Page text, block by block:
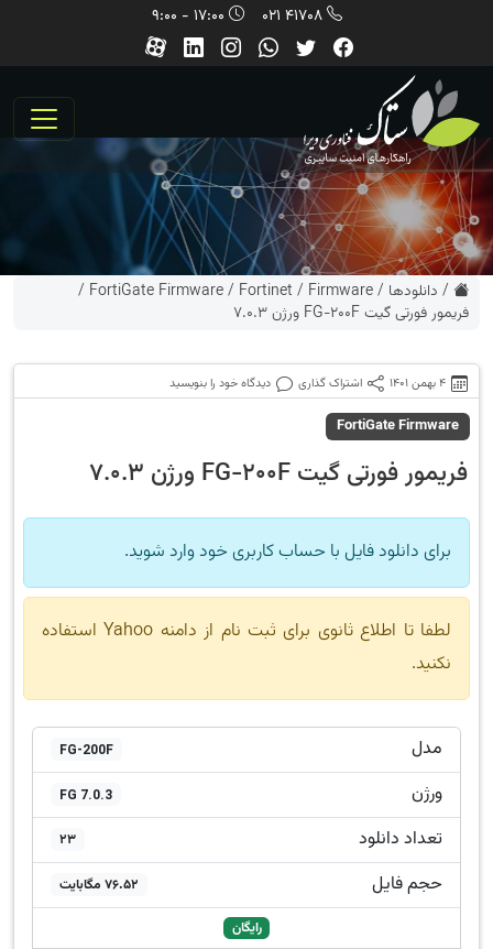
41708 021
/ دانلودها /
Firmware
/
Fortinet
/
FortiGate Firmware
/
فریمور فورتی گیت FG-200F ورژن 7.0.3
4 بهمن 1401 اشتراک گذاری دیدگاه خود را بنویسید
FortiGate Firmware
فریمور فورتی گیت FG-200F ورژن 7.0.3
برای دانلود فایل با حساب کاربری خود وارد شوید.
لطفا تا اطلاع ثانوی برای ثبت نام از دامنه Yahoo استفاده
نکنید.
مدل FG-200F
ورژن FG 7.0.3
تعداد دانلود 23
حجم فایل 76.52 مگابایت
رایگان